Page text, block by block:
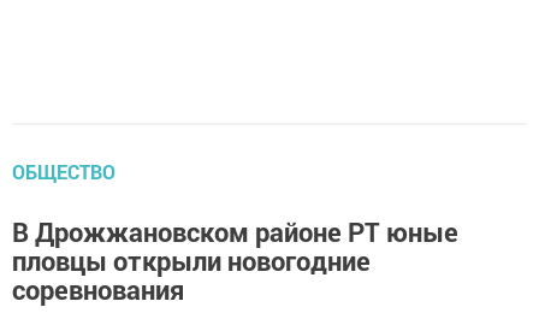
ОБЩЕСТВО
В Дрожжановском районе РТ юные
пловцы открыли новогодние
соревнования